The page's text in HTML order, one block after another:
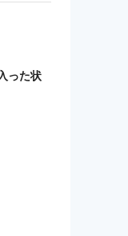
った状